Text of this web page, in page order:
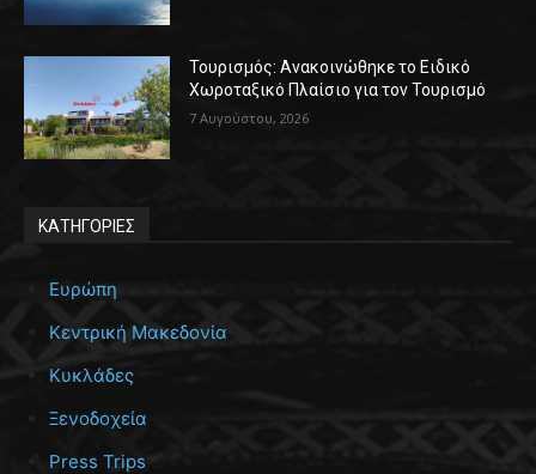
Τουρισμός: Ανακοινώθηκε το Ειδικό
Χωροταξικό Πλαίσιο για τον Τουρισμό
7 Αυγούστου, 2026
ΚΑΤΗΓΟΡΙΕΣ
Ευρώπη
Κεντρική Μακεδονία
Κυκλάδες
Ξενοδοχεία
Press Trips